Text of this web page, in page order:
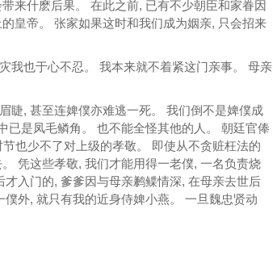
来什麽后果。 在此之前, 已有不少朝臣和家眷因
皇帝。 张家如果这时和我们成为姻亲, 只会招来
我也于心不忍。 我本来就不着紧这门亲事。 母亲
睫, 甚至连婢僕亦难逃一死。 我们倒不是婢僕成
已是凤毛鳞角。 也不能全怪其他的人。 朝廷官俸
也少不了对上级的孝敬。 即使从不贪赃枉法的
凭这些孝敬, 我们才能用得一老僕, 一名负责烧
入门的, 爹爹因与母亲鹣鲽情深, 在母亲去世后
外, 就只有我的近身侍婢小燕。 一旦魏忠贤动